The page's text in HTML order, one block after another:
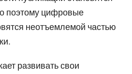
поэтому цифровые
неотъемлемой частью
развивать свои